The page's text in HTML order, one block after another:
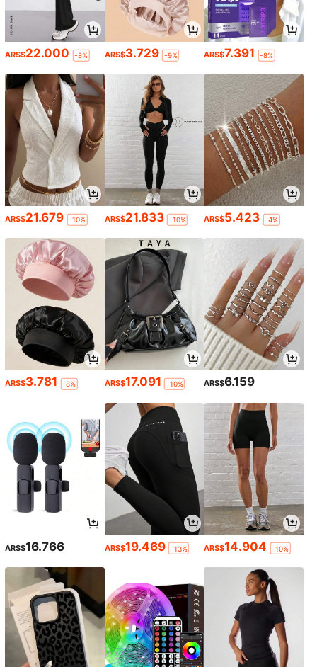
ARS$22.000 -8% ARS$3.729 -9% ARS$7.391 -8%
ARS$21.679 -10% ARS$21.833 -10% ARS$5.423 -4%
ARS$3.781 -8% ARS$17.091 -10% ARS$6.159
ARS$16.766 ARS$19.469 -13% ARS$14.904 -10%